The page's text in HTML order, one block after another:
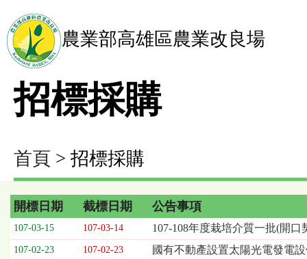
農業部高雄區農業改良場
招標採購
首頁 > 招標採購
招
標
採
開標日期 截標日期 公告事項
107-03-15 107-03-14 107-108年度栽培介質一批(開口
107-02-23 107-02-23 國有不動產設置太陽光電發電